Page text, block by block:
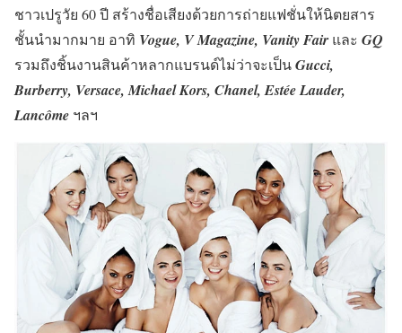
ชาวเปรูวัย 60 ปี สร้างชื่อเสียงด้วยการถ่ายแฟชั่นให้นิตยสาร
ชั้นนำมากมาย อาทิ Vogue, V Magazine, Vanity Fair และ GQ
รวมถึงชิ้นงานสินค้าหลากแบรนด์ไม่ว่าจะเป็นGucci,
Burberry, Versace, Michael Kors, Chanel, Estée Lauder,
Lancôme ฯลฯ